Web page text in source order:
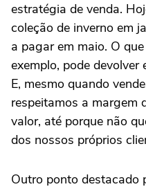
estratégia de venda.
coleção de inverno em
a pagar em maio. O
exemplo, pode
E, mesmo quando
respeitamos a margem
valor, até porque não
dos nossos próprios
Outro ponto destacado